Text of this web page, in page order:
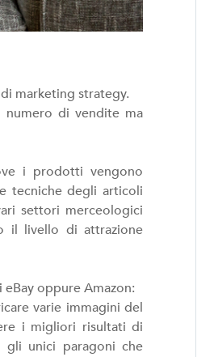
marketing strategy.
di vendite ma
i prodotti vengono
tecniche degli articoli
settori merceologici
il livello di attrazione
oppure Amazon:
varie immagini del
i migliori risultati di
unici paragoni che